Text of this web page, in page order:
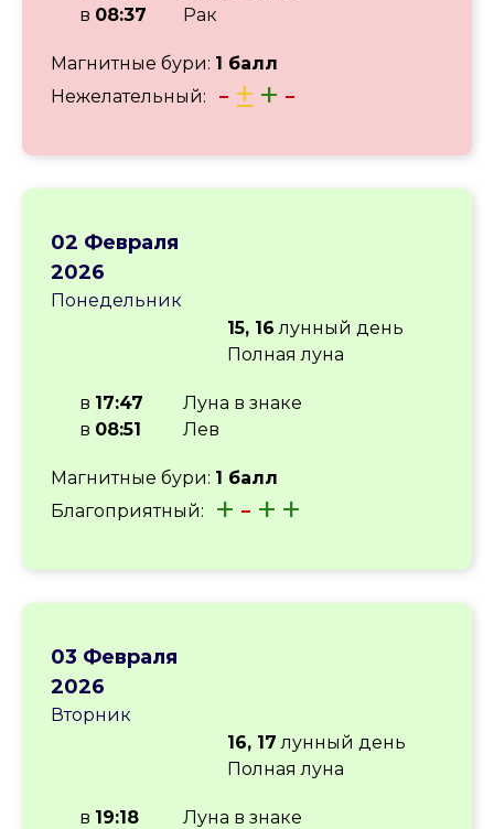
в 08:37
Рак
Магнитные бури: 1 балл
Нежелательный:
- ± + -
02 Февраля
2026
Понедельник
15, 16 лунный день
Полная луна
в 17:47
в 08:51
Луна в знаке
Лев
Магнитные бури: 1 балл
Благоприятный:
+ - + +
03 Февраля
2026
Вторник
16, 17 лунный день
Полная луна
в 19:18
Луна в знаке